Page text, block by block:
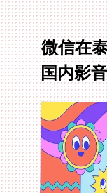
微信在
国内影